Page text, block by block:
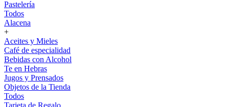
Pastelería
Todos
Alacena
+
Aceites y Mieles
Café de especialidad
Bebidas con Alcohol
Te en Hebras
Jugos y Prensados
Objetos de la Tienda
Todos
Tarjeta de Regalo